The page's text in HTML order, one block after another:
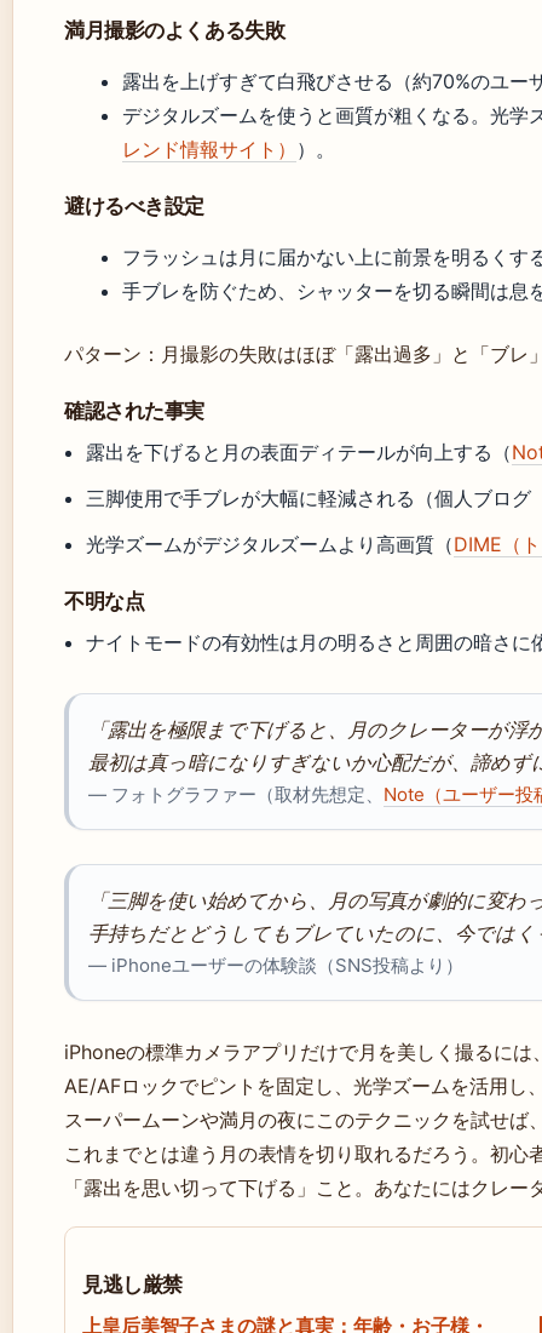
満月撮影のよくある失敗
露出を上げすぎて白飛びさせる（約70%のユ
デジタルズームを使うと画質が粗くなる。光
レンド情報サイト） ）。
避けるべき設定
フラッシュは月に届かない上に前景を明るくす
手ブレを防ぐため、シャッターを切る瞬間は息
パターン：月撮影の失敗はほぼ「露出過多」と「ブレ
確認された事実
露出を下げると月の表面ディテールが向上する（
三脚使用で手ブレが大幅に軽減される（個人ブログ
光学ズームがデジタルズームより高画質（DIME（
不明な点
ナイトモードの有効性は月の明るさと周囲の暗さ
「露出を極限まで下げると、月のクレーターが浮
最初は真っ暗になりすぎないか心配だが、諦めず
— フォトグラファー（取材先想定、 Note（ユーザー投
「三脚を使い始めてから、月の写真が劇的に変わ
手持ちだとどうしてもブレていたのに、今ではく
— iPhoneユーザーの体験談（SNS投稿より）
iPhoneの標準カメラアプリだけで月を美しく撮るには
AE/AFロックでピントを固定し、光学ズームを活用し
スーパームーンや満月の夜にこのテクニックを試せば
これまでとは違う月の表情を切り取れるだろう。初心
「露出を思い切って下げる」こと。あなたにはクレ
見逃し厳禁
上皇后美智子さまの謎と真実：年齢・お子様・